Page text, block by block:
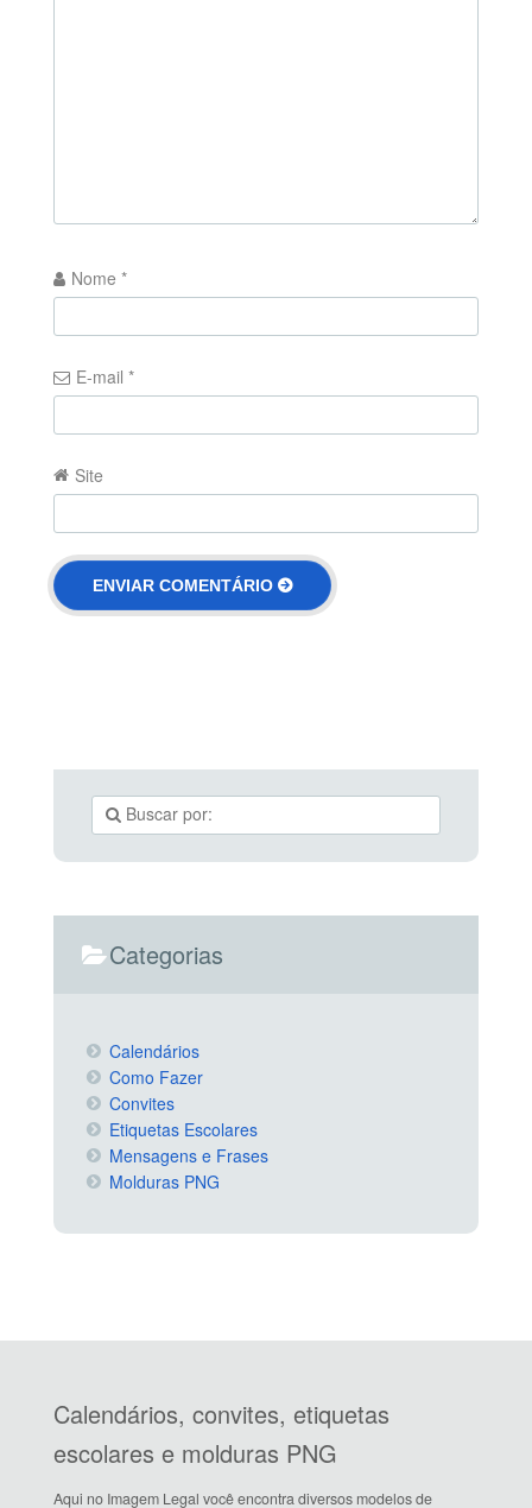
Nome *
E-mail *
Site
Categorias
Calendários
Como Fazer
Convites
Etiquetas Escolares
Mensagens e Frases
Molduras PNG
Calendários, convites, etiquetas
escolares e molduras PNG
Aqui no Imagem Legal você encontra diversos modelos de